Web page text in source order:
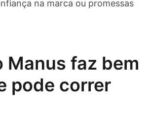
na marca ou promessas
Manus faz bem
pode correr